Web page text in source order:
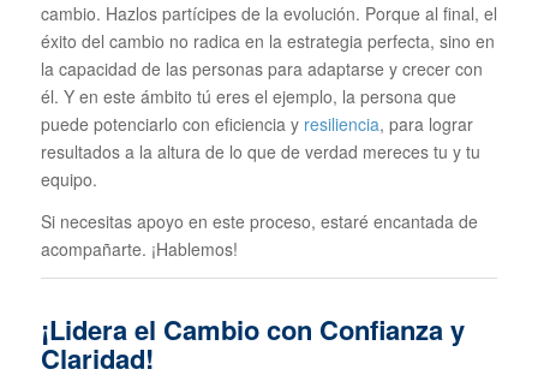
cambio. Hazlos partícipes de la evolución. Porque al final, el
éxito del cambio no radica en la estrategia perfecta, sino en
la capacidad de las personas para adaptarse y crecer con
él. Y en este ámbito tú eres el ejemplo, la persona que
puede potenciarlo con eficiencia y resiliencia, para lograr
resultados a la altura de lo que de verdad mereces tu y tu
equipo.
Si necesitas apoyo en este proceso, estaré encantada de
acompañarte. ¡Hablemos!
¡Lidera el Cambio con Confianza y
Claridad!